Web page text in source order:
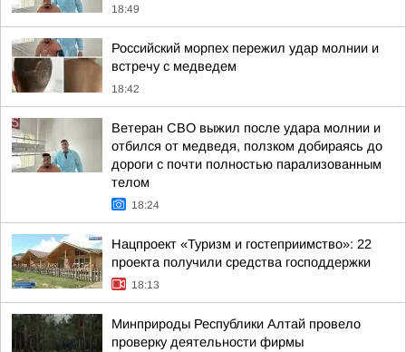
18:49
Российский морпех пережил удар молнии и
встречу с медведем
18:42
Ветеран СВО выжил после удара молнии и
отбился от медведя, ползком добираясь до
дороги с почти полностью парализованным
телом
18:24
Нацпроект «Туризм и гостеприимство»: 22
проекта получили средства господдержки
18:13
Минприроды Республики Алтай провело
проверку деятельности фирмы